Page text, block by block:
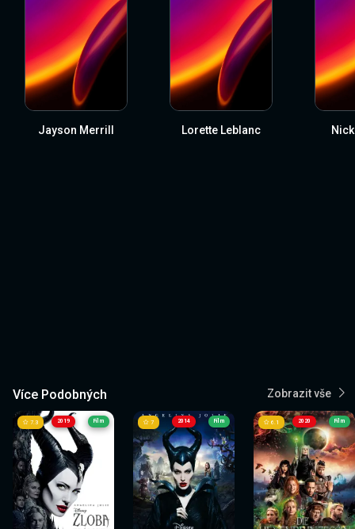
Jayson Merrill Lorette Leblanc
Více Podobných Zobrazit vše
2019
7.3 Film 2014
7 Film 2020
6.1 Film